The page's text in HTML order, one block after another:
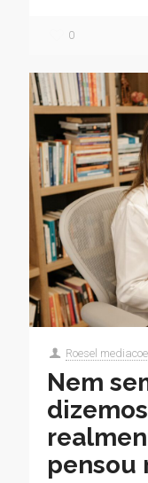
0
Roesel
Nem
pensou